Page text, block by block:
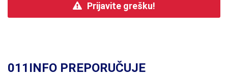
Prijavite grešku!
011INFO PREPORUČUJE